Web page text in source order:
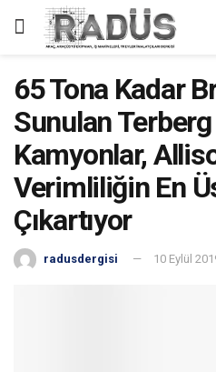
65 Tona Kadar
Sunulan
Kamyonlar,
Verimliliğin En
Çıkartıyor
radusdergisi 10 Eylül